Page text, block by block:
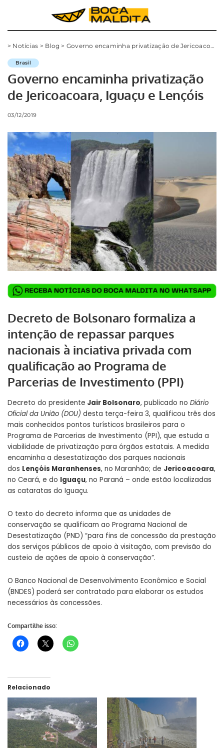
> Notícias > Blog > Governo encaminha privatização de Jericoacoara, Iguaçu e Lençóis
Brasil
Governo encaminha privatização
de Jericoacoara, Iguaçu e Lençóis
03/12/2019
Decreto de Bolsonaro formaliza a
intenção de repassar parques
nacionais à inciativa privada com
qualificação ao Programa de
Parcerias de Investimento (PPI)
Decreto do presidente Jair Bolsonaro, publicado no Diário
Oficial da União (DOU) desta terça-feira 3, qualificou três dos
mais conhecidos pontos turísticos brasileiros para o
Programa de Parcerias de Investimento (PPI), que estuda a
viabilidade de privatização para órgãos estatais. A medida
encaminha a desestatização dos parques nacionais
dos Lençóis Maranhenses, no Maranhão; de Jericoacoara,
no Ceará, e do Iguaçu, no Paraná – onde estão localizadas
as cataratas do Iguaçu.
O texto do decreto informa que as unidades de
conservação se qualificam ao Programa Nacional de
Desestatização (PND) “para fins de concessão da prestação
dos serviços públicos de apoio à visitação, com previsão do
custeio de ações de apoio à conservação”.
O Banco Nacional de Desenvolvimento Econômico e Social
(BNDES) poderá ser contratado para elaborar os estudos
necessários às concessões.
Compartilhe isso:
Relacionado